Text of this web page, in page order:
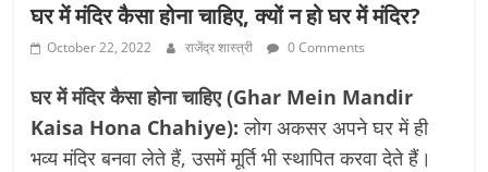
घर में मंदिर कैसा होना चाहिए, क्यों न हो घर में मंदिर?
October 22, 2022 राजेंद्र शास्त्री 0 Comments
घर में मंदिर कैसा होना चाहिए (Ghar Mein Mandir
Kaisa Hona Chahiye):लोग अकसर अपने घर में ही
भव्य मंदिर बनवा लेते हैं, उसमें मूर्ति भी स्थापित करवा देते हैं।